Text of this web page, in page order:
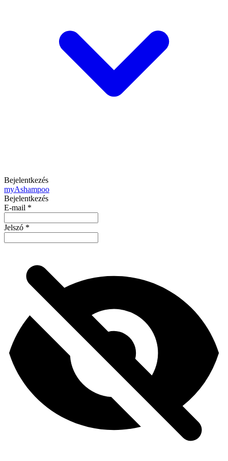
Bejelentkezés
myAshampoo
Bejelentkezés
E-mail *
Jelszó *